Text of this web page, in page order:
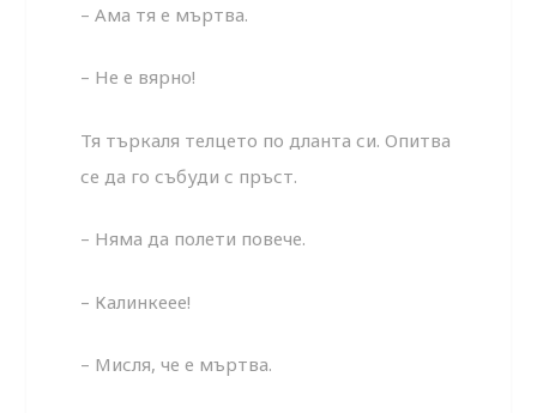
– Ама тя е мъртва.
– Не е вярно!
Тя търкаля телцето по дланта си. Опитва
се да го събуди с пръст.
– Няма да полети повече.
– Калинкеее!
– Мисля, че е мъртва.